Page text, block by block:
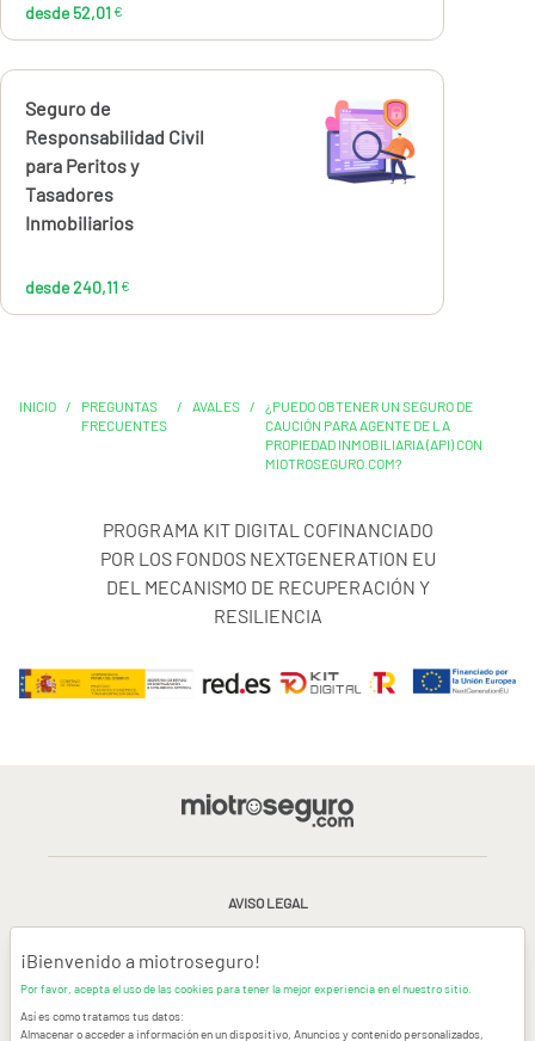
desde 52,01 €
Calcúlalo ahora
Seguro de
Responsabilidad Civil
para Peritos y
Tasadores
Inmobiliarios
desde 240,11 €
240,11€
INICIO /
PREGUNTAS
FRECUENTES
/ AVALES /
¿PUEDO OBTENER UN SEGURO DE
CAUCIÓN PARA AGENTE DE LA
PROPIEDAD INMOBILIARIA (API) CON
MIOTROSEGURO.COM?
PROGRAMA KIT DIGITAL COFINANCIADO
POR LOS FONDOS NEXTGENERATION EU
DEL MECANISMO DE RECUPERACIÓN Y
RESILIENCIA
AVISO LEGAL
CONDICIONES GENERALES DE USO
¡Bienvenido a miotroseguro!
Por favor, acepta el uso de las cookies para tener la mejor experiencia en el nuestro sitio.
Así es como tratamos tus datos:
Almacenar o acceder a información en un dispositivo, Anuncios y contenido personalizados,